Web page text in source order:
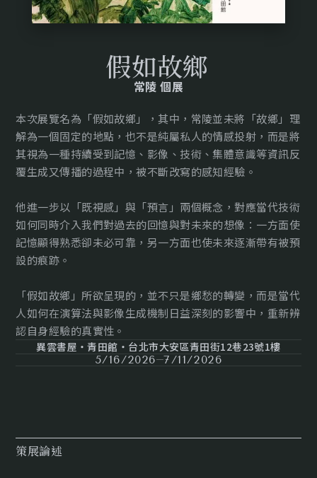
假如故鄉
常陵 個展
本次展覽名為「假如故鄉」，其中，常陵並未將「故鄉」理
解為一個固定的地點，也不是純屬私人的情感投射，而是將
其視為一種持續受到記憶、影像、技術、集體意識等資訊反
覆生成又傳播的過程中，被不斷改寫的感知經驗。
他進一步以「既視感」與「預言」兩個概念，對應當代技術
如何同時介入我們對過去的回憶與對未來的想像：一方面使
記憶顯得熟悉卻未必可靠，另一方面也使未來逐漸帶有被預
設的痕跡。
「假如故鄉」所欲呈現的，並不只是鄉愁的轉變，而是當代
人如何在演算法與影像生成機制日益深刻的影響中，重新辨
認自身經驗的真實性。
異雲書屋・青田館・台北市大安區青田街12巷23號1樓
5/16/2026 7/11/2026
策展論述